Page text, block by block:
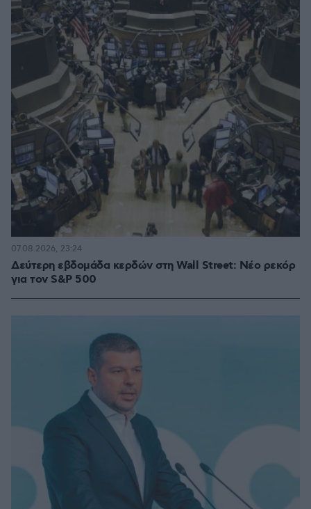
Δεύτερη εβδομάδα κερδών στη Wall Street: Νέο ρεκόρ
για τον S&P 500
07.08.2026, 23:24